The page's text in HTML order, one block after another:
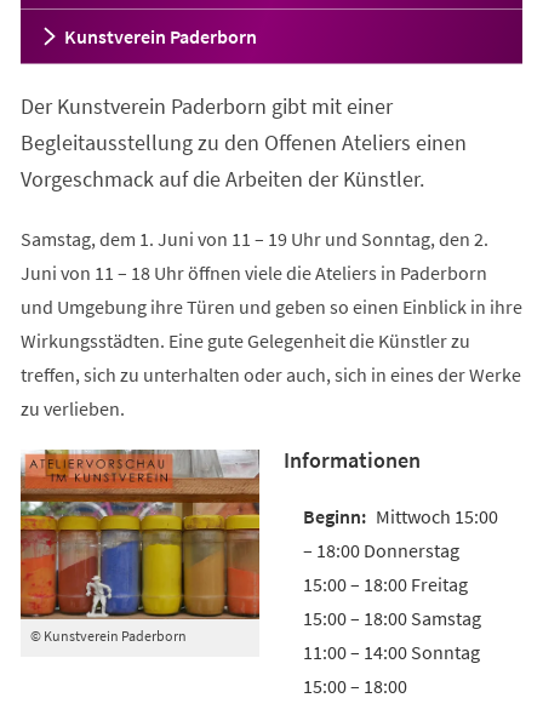
Kunstverein Paderborn
Der Kunstverein Paderborn gibt mit einer
Begleitausstellung zu den Offenen Ateliers einen
Vorgeschmack auf die Arbeiten der Künstler.
Samstag, dem 1. Juni von 11 – 19 Uhr und Sonntag, den 2.
Juni von 11 – 18 Uhr öffnen viele die Ateliers in Paderborn
und Umgebung ihre Türen und geben so einen Einblick in ihre
Wirkungsstädten. Eine gute Gelegenheit die Künstler zu
treffen, sich zu unterhalten oder auch, sich in eines der Werke
zu verlieben.
© Kunstverein Paderborn
Informationen
Mittwoch 15:00
– 18:00 Donnerstag
15:00 – 18:00 Freitag
15:00 – 18:00 Samstag
11:00 – 14:00 Sonntag
15:00 – 18:00